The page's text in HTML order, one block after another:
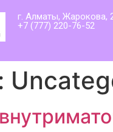
г. Алматы, Жарокова,
+7 (777) 220-76-52